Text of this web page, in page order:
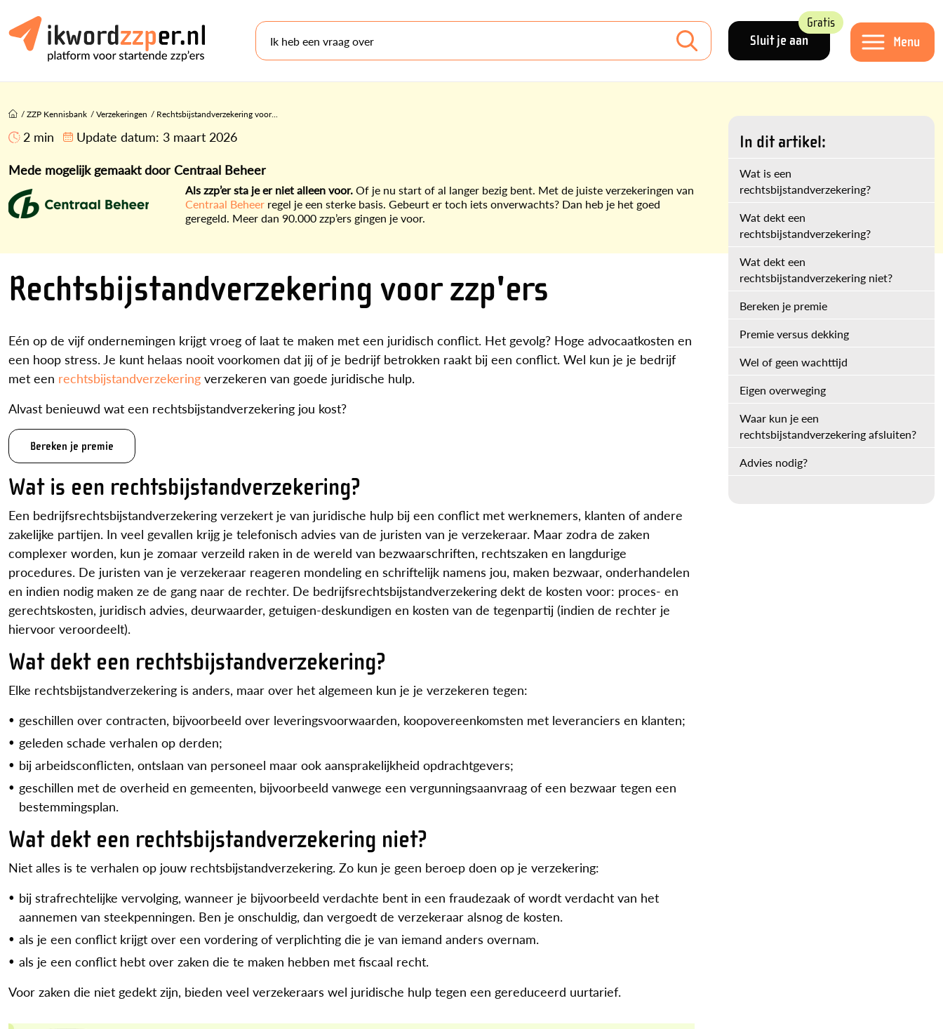
Sluit je aan
Gratis
Menu
Ik heb een vraag over
/ZZP Kennisbank /Verzekeringen / Rechtsbijstandverzekering voor...
2 min Update datum: 3 maart 2026
Mede mogelijk gemaakt door Centraal Beheer
Als zzp’er sta je er niet alleen voor.Of je nu start of al langer bezig bent. Met de juiste verzekeringen van
Centraal Beheer regel je een sterke basis. Gebeurt er toch iets onverwachts? Dan heb je het goed
geregeld. Meer dan 90.000 zzp’ers gingen je voor.
In dit artikel:
Wat is een
rechtsbijstandverzekering?
Wat dekt een
rechtsbijstandverzekering?
Wat dekt een
rechtsbijstandverzekering niet?
Bereken je premie
Premie versus dekking
Wel of geen wachttijd
Eigen overweging
Waar kun je een
rechtsbijstandverzekering afsluiten?
Advies nodig?
Rechtsbijstandverzekering voor zzp'ers
Eén op de vijf ondernemingen krijgt vroeg of laat te maken met een juridisch conflict. Het gevolg? Hoge advocaatkosten en
een hoop stress. Je kunt helaas nooit voorkomen dat jij of je bedrijf betrokken raakt bij een conflict. Wel kun je je bedrijf
met een rechtsbijstandverzekering verzekeren van goede juridische hulp.
Alvast benieuwd wat een rechtsbijstandverzekering jou kost?
Bereken je premie
Wat is een rechtsbijstandverzekering?
Een bedrijfsrechtsbijstandverzekering verzekert je van juridische hulp bij een conflict met werknemers, klanten of andere
zakelijke partijen. In veel gevallen krijg je telefonisch advies van de juristen van je verzekeraar. Maar zodra de zaken
complexer worden, kun je zomaar verzeild raken in de wereld van bezwaarschriften, rechtszaken en langdurige
procedures. De juristen van je verzekeraar reageren mondeling en schriftelijk namens jou, maken bezwaar, onderhandelen
en indien nodig maken ze de gang naar de rechter. De bedrijfsrechtsbijstandverzekering dekt de kosten voor: proces- en
gerechtskosten, juridisch advies, deurwaarder, getuigen-deskundigen en kosten van de tegenpartij (indien de rechter je
hiervoor veroordeelt).
Wat dekt een rechtsbijstandverzekering?
Elke rechtsbijstandverzekering is anders, maar over het algemeen kun je je verzekeren tegen:
geschillen over contracten, bijvoorbeeld over leveringsvoorwaarden, koopovereenkomsten met leveranciers en klanten;
geleden schade verhalen op derden;
bij arbeidsconflicten, ontslaan van personeel maar ook aansprakelijkheid opdrachtgevers;
geschillen met de overheid en gemeenten, bijvoorbeeld vanwege een vergunningsaanvraag of een bezwaar tegen een
bestemmingsplan.
Wat dekt een rechtsbijstandverzekering niet?
Niet alles is te verhalen op jouw rechtsbijstandverzekering. Zo kun je geen beroep doen op je verzekering:
bij strafrechtelijke vervolging, wanneer je bijvoorbeeld verdachte bent in een fraudezaak of wordt verdacht van het
aannemen van steekpenningen. Ben je onschuldig, dan vergoedt de verzekeraar alsnog de kosten.
als je een conflict krijgt over een vordering of verplichting die je van iemand anders overnam.
als je een conflict hebt over zaken die te maken hebben met fiscaal recht.
Voor zaken die niet gedekt zijn, bieden veel verzekeraars wel juridische hulp tegen een gereduceerd uurtarief.